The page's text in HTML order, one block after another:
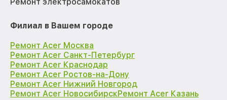
Филиал в Вашем городе
Ремонт Acer Москва
Ремонт Acer Санкт-Петербург
Ремонт Acer Краснодар
Ремонт Acer Ростов-на-Дону
Ремонт Acer Нижний Новгород
Ремонт Acer НовосибирскРемонт Acer Казань